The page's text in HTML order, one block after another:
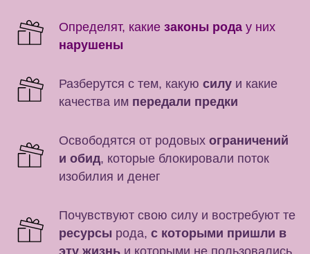
Определят, какие законы рода у них
нарушены
Разберутся с тем, какую силу и какие
качества им передали предки
Освободятся от родовых ограничений
и обид, которые блокировали поток
изобилия и денег
Почувствуют свою силу и востребуют те
ресурсы рода, с которыми пришли в
эту жизнь и которыми не пользовались